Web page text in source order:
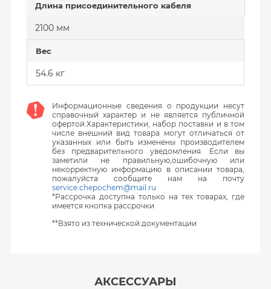
Длина присоединительного кабеля
2100 мм
Вес
54.6 кг
Информационные сведения о продукции несут
справочный характер и не является публичной
офертой.Характеристики, набор поставки и в том
числе внешний вид товара могут отличаться от
указанных или быть изменены производителем
без предварительного уведомления. Если вы
заметили не правильную,ошибочную или
некорректную информацию в описании товара,
пожалуйста сообщите нам на почту
service.chepochem@mail.ru
*Рассрочка доступна только на тех товарах, где
имеется кнопка рассрочки
**Взято из технической документации
АКСЕССУАРЫ